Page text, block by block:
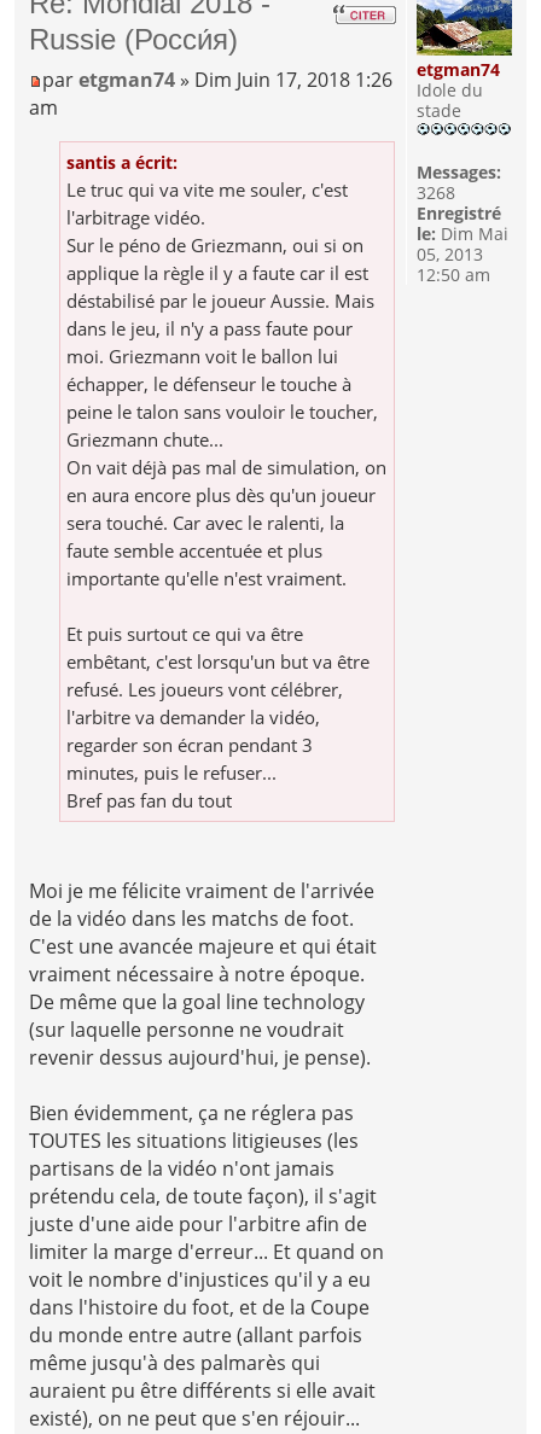
Russie (Росси́я)
paretgman74 » Dim Juin 17, 2018 1:26
am
santis a écrit:
Le truc qui va vite me souler, c'est
l'arbitrage vidéo.
Sur le péno de Griezmann, oui si on
applique la règle il y a faute car il est
déstabilisé par le joueur Aussie. Mais
dans le jeu, il n'y a pass faute pour
moi. Griezmann voit le ballon lui
échapper, le défenseur le touche à
peine le talon sans vouloir le toucher,
Griezmann chute...
On vait déjà pas mal de simulation, on
en aura encore plus dès qu'un joueur
sera touché. Car avec le ralenti, la
faute semble accentuée et plus
importante qu'elle n'est vraiment.
Et puis surtout ce qui va être
embêtant, c'est lorsqu'un but va être
refusé. Les joueurs vont célébrer,
l'arbitre va demander la vidéo,
regarder son écran pendant 3
minutes, puis le refuser...
Bref pas fan du tout
Moi je me félicite vraiment de l'arrivée
de la vidéo dans les matchs de foot.
C'est une avancée majeure et qui était
vraiment nécessaire à notre époque.
De même que la goal line technology
(sur laquelle personne ne voudrait
revenir dessus aujourd'hui, je pense).
Bien évidemment, ça ne réglera pas
TOUTES les situations litigieuses (les
partisans de la vidéo n'ont jamais
prétendu cela, de toute façon), il s'agit
juste d'une aide pour l'arbitre afin de
limiter la marge d'erreur... Et quand on
voit le nombre d'injustices qu'il y a eu
dans l'histoire du foot, et de la Coupe
du monde entre autre (allant parfois
même jusqu'à des palmarès qui
auraient pu être différents si elle avait
existé), on ne peut que s'en réjouir...
etgman74
Idole du
stade
Messages:
3268
Enregistré
le: Dim Mai
05, 2013
12:50 am